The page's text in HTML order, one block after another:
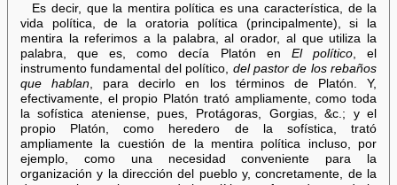
Es decir, que la mentira política es una característica, de la
vida política, de la oratoria política (principalmente), si la
mentira la referimos a la palabra, al orador, al que utiliza la
palabra, que es, como decía Platón en El político , el
instrumento fundamental del político, del pastor de los rebaños
que hablan, para decirlo en los términos de Platón. Y,
efectivamente, el propio Platón trató ampliamente, como toda
la sofística ateniense, pues, Protágoras, Gorgias, &c.; y el
propio Platón, como heredero de la sofística, trató
ampliamente la cuestión de la mentira política incluso, por
ejemplo, como una necesidad conveniente para la
organización y la dirección del pueblo y, concretamente, de la